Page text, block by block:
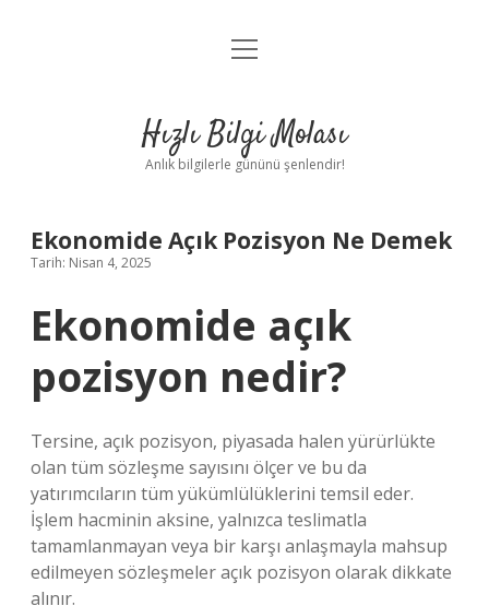
Anasayfa
Yasal Uyarı
menüyü
Hızlı Bilgi Molası
Anlık bilgilerle gününü şenlendir!
Ekonomide Açık Pozisyon Ne Demek
Tarih: Nisan 4, 2025
Ekonomide açık
pozisyon nedir?
Tersine, açık pozisyon, piyasada halen yürürlükte
olan tüm sözleşme sayısını ölçer ve bu da
yatırımcıların tüm yükümlülüklerini temsil eder.
İşlem hacminin aksine, yalnızca teslimatla
tamamlanmayan veya bir karşı anlaşmayla mahsup
edilmeyen sözleşmeler açık pozisyon olarak dikkate
alınır.